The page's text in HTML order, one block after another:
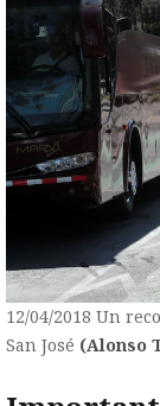
12/04/2018 Un
San José (Alonso